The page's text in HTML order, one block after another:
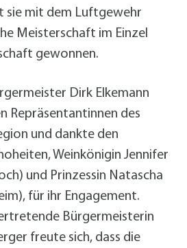
sie mit dem Luftgewehr
Meisterschaft im Einzel
gewonnen.
Dirk Elkemann
Repräsentantinnen des
und dankte den
Weinkönigin Jennifer
und Prinzessin Natascha
für ihr Engagement.
Bürgermeisterin
freute sich, dass die